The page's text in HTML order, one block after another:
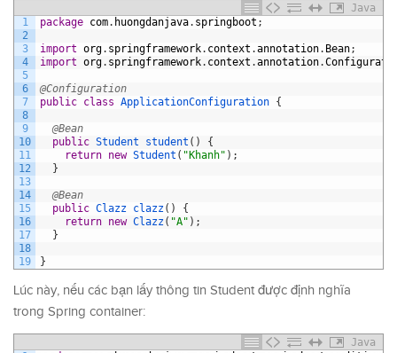
Java
1
2
3
4
5
6
7
8
9
10
11
12
13
14
15
16
17
18
19
package com. huongdanjava. springboot ;
import org. springframework. context .annotation. Bean;
import org. springframework. context .annotation.
@Configuration
public class ApplicationConfiguration {
@Bean
public Student student ( )
{
return new Student ( "Khanh" ) ;
}
@Bean
public Clazz clazz( )
{
return new Clazz( "A" ) ;
}
}
Lúc này, nếu các bạn lấy thông tin Student được định nghĩa
trong Spring container:
Java